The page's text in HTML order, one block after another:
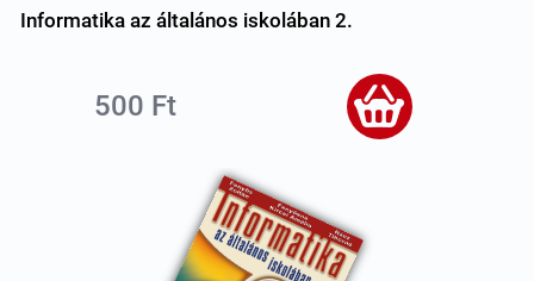
Informatika az általános iskolában 2.
500 Ft